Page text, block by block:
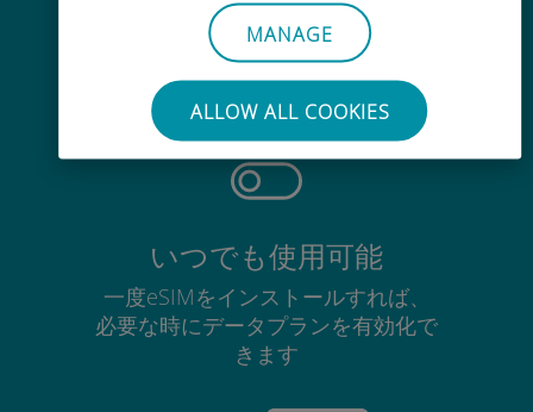
MANAGE
ALLOW ALL COOKIES
手間いらず
使用中のSIMカードを抜き差しする
必要はありません
いつでも使用可能
一度eSIMをインストールすれば、
必要な時にデータプランを有効化で
きます